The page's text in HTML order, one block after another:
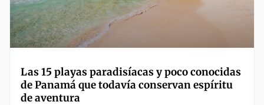
Las 15 playas paradisíacas y poco conocidas
de Panamá que todavía conservan espíritu
de aventura